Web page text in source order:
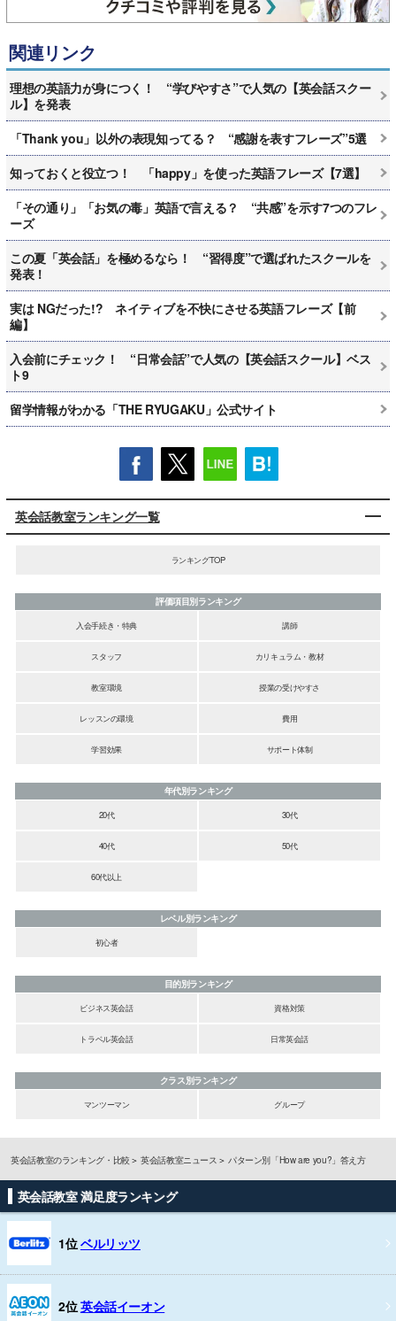
関連リンク
理想の英語力が身につく！ “学びやすさ”で人気の【英会話スクー
ル】を発表
「Thank you」以外の表現知ってる？ “感謝を表すフレーズ”5選
知っておくと役立つ！ 「happy」を使った英語フレーズ【7選】
「その通り」「お気の毒」英語で言える？ “共感”を示す7つのフレ
ーズ
この夏「英会話」を極めるなら！ “習得度”で選ばれたスクールを
発表！
実は NGだった!? ネイティブを不快にさせる英語フレーズ【前
編】
入会前にチェック！ “日常会話”で人気の【英会話スクール】ベス
ト9
留学情報がわかる「THE RYUGAKU」公式サイト
英会話教室ランキング一覧
ランキングTOP
評価項目別ランキング
入会手続き・特典
講師
スタッフ カリキュラム・教材
教室環境 授業の受けやすさ
レッスンの環境 費用
学習効果 サポート体制
年代別ランキング
20代
30代
40代 50代
60代以上
レベル別ランキング
初心者
目的別ランキング
ビジネス英会話
資格対策
トラベル英会話 日常英会話
クラス別ランキング
マンツーマン
グループ
英会話教室のランキング・比較 英会話教室ニュース パターン別「How are you?」答え方
英会話教室 満足度ランキング
1位ベルリッツ
2位英会話イーオン